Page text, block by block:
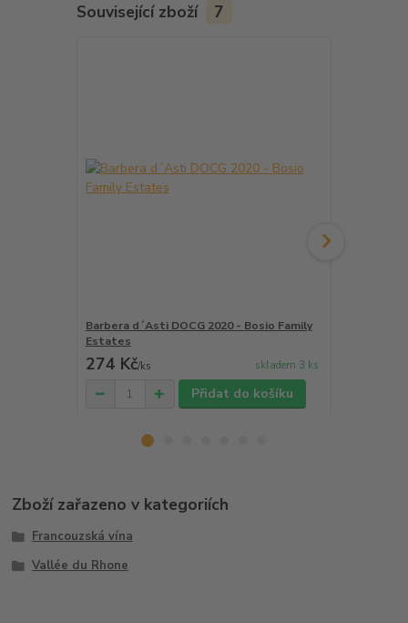
Související zboží 7
Barbera d´Asti DOCG 2020 - Bosio Family
Estates
274 Kč/ks skladem 3 ks
Přidat do košíku
Zboží zařazeno v kategoriích
Francouzská vína
Vallée du Rhone